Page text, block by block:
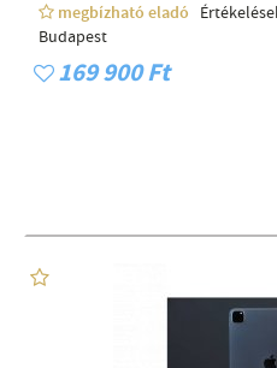
megbízható eladó
Budapest
169 900 Ft